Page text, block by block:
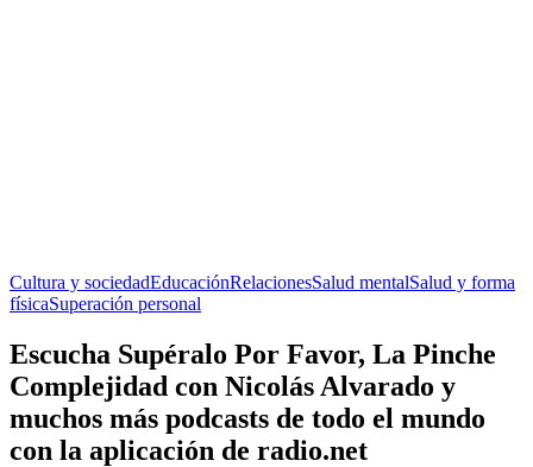
Cultura y sociedadEducaciónRelacionesSalud mentalSalud y forma
físicaSuperación personal
Escucha Supéralo Por Favor, La Pinche
Complejidad con Nicolás Alvarado y
muchos más podcasts de todo el mundo
con la aplicación de radio.net